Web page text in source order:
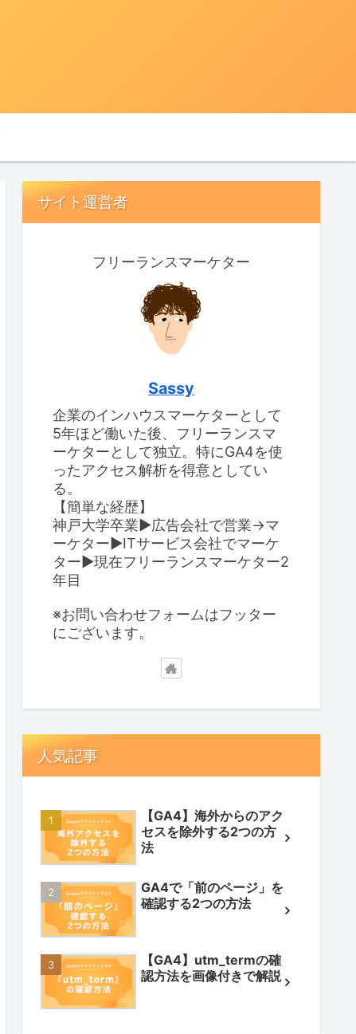
サイト運営者
フリーランスマーケター
Sassy
企業のインハウスマーケターとして
5年ほど働いた後、フリーランスマ
ーケターとして独立。特にGA4を使
ったアクセス解析を得意としてい
る。
【簡単な経歴】
神戸大学卒業▶広告会社で営業→マ
ーケター▶ITサービス会社でマーケ
ター▶現在フリーランスマーケター2
年目
※お問い合わせフォームはフッター
にございます。
人気記事
【GA4】海外からのアク
セスを除外する2つの方
法
GA4で「前のページ」を
確認する2つの方法
【GA4】utm_termの確
認方法を画像付きで解説